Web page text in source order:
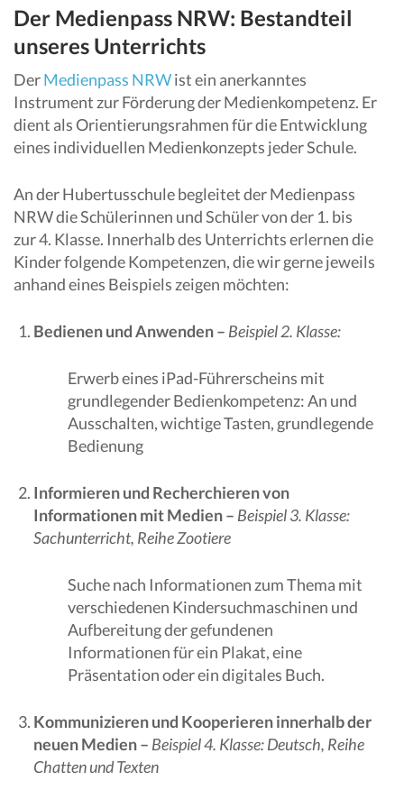
Der Medienpass NRW: Bestandteil
unseres Unterrichts
DerMedienpass NRWist ein anerkanntes
Instrument zur Förderung der Medienkompetenz. Er
dient als Orientierungsrahmen für die Entwicklung
eines individuellen Medienkonzepts jeder Schule.
An der Hubertusschule begleitet der Medienpass
NRW die Schülerinnen und Schüler von der 1. bis
zur 4. Klasse. Innerhalb des Unterrichts erlernen die
Kinder folgende Kompetenzen, die wir gerne jeweils
anhand eines Beispiels zeigen möchten:
Bedienen und Anwenden – Beispiel 2. Klasse:
Erwerb eines iPad-Führerscheins mit
grundlegender Bedienkompetenz: An und
Ausschalten, wichtige Tasten, grundlegende
Bedienung
Informieren und Recherchieren von
Informationen mit Medien – Beispiel 3. Klasse:
Sachunterricht, Reihe Zootiere
Suche nach Informationen zum Thema mit
verschiedenen Kindersuchmaschinen und
Aufbereitung der gefundenen
Informationen für ein Plakat, eine
Präsentation oder ein digitales Buch.
Kommunizieren und Kooperieren innerhalb der
neuen Medien – Beispiel 4. Klasse: Deutsch, Reihe
Chatten und Texten